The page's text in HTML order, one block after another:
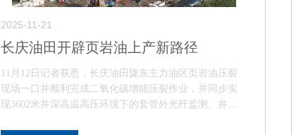
2025-11-21
长庆油田开辟页岩油上产新路径
11月12日记者获悉，长庆油田陇东主力油区页岩油压裂
现场一口井顺利完成二氧化碳增能压裂作业，并同步实
现3602米井深高温高压环境下的套管外光纤监测、井筒